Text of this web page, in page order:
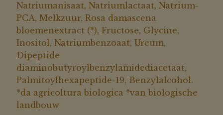
Natriumanisaat, Natriumlactaat, Natrium-
PCA, Melkzuur, Rosa damascena
bloemenextract (*), Fructose, Glycine,
Inositol, Natriumbenzoaat, Ureum,
Dipeptide
diaminobutyroylbenzylamidediacetaat,
Palmitoylhexapeptide-19, Benzylalcohol.
*da agricoltura biologica *van biologische
landbouw